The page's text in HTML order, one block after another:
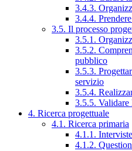
3.4.3.
3.4.4.
3.5. Il processo
3.5.1.
3.5.2.
pubblico
3.5.3.
servizio
3.5.4.
3.5.5. Validare
4. Ricerca progettuale
4.1. Ricerca primaria
4.1.1. Interviste
4.1.2.